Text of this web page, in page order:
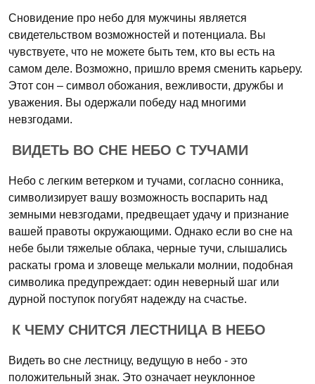
Сновидение про небо для мужчины является
свидетельством возможностей и потенциала. Вы
чувствуете, что не можете быть тем, кто вы есть на
самом деле. Возможно, пришло время сменить карьеру.
Этот сон – символ обожания, вежливости, дружбы и
уважения. Вы одержали победу над многими
невзгодами.
ВИДЕТЬ ВО СНЕ НЕБО С ТУЧАМИ
Небо с легким ветерком и тучами, согласно сонника,
символизирует вашу возможность воспарить над
земными невзгодами, предвещает удачу и признание
вашей правоты окружающими. Однако если во сне на
небе были тяжелые облака, черные тучи, слышались
раскаты грома и зловеще мелькали молнии, подобная
символика предупреждает: один неверный шаг или
дурной поступок погубят надежду на счастье.
К ЧЕМУ СНИТСЯ ЛЕСТНИЦА В НЕБО
Видеть во сне лестницу, ведущую в небо - это
положительный знак. Это означает неуклонное